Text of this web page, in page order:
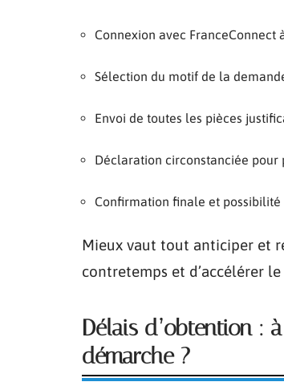
Connexion avec FranceConnect
Sélection du motif de la
Envoi de toutes les pièces
Déclaration circonstanciée pour
Confirmation finale et
Mieux vaut tout anticiper et
contretemps et d’accélérer
Délais d’obtention :
démarche ?